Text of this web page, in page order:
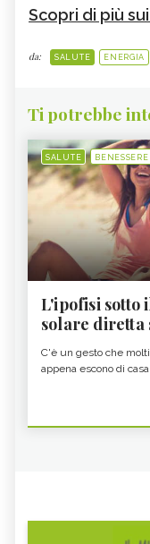
Scopri di più
da: SALUTE ENERGIA
Ti potrebbe
SALUTE BENESSERE
L'ipofisi sotto
solare diretta
C'è un gesto che
appena escono di